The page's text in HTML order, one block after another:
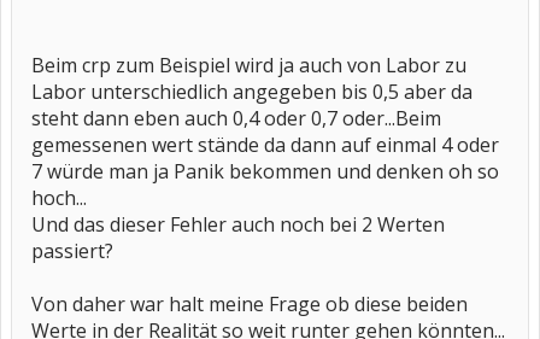
Beim crp zum Beispiel wird ja auch von Labor zu
Labor unterschiedlich angegeben bis 0,5 aber da
steht dann eben auch 0,4 oder 0,7 oder...Beim
gemessenen wert stände da dann auf einmal 4 oder
7 würde man ja Panik bekommen und denken oh so
hoch...
Und das dieser Fehler auch noch bei 2 Werten
passiert?
Von daher war halt meine Frage ob diese beiden
Werte in der Realität so weit runter gehen könnten...